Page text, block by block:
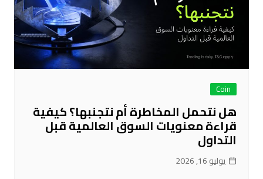
Coin
هل نتحمل المخاطرة أم نتجنبها؟ كيفية
قراءة معنويات السوق العالمية قبل
التداول
يوليو 16, 2026